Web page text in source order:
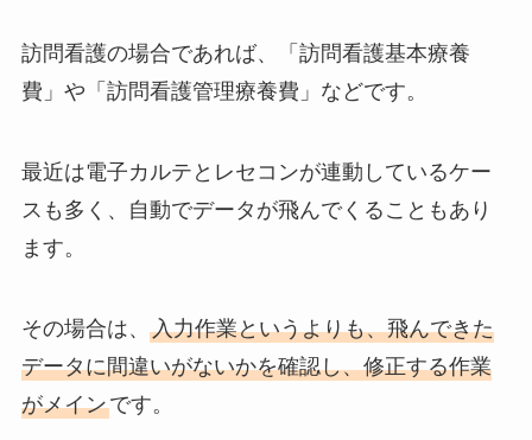
訪問看護の場合であれば、「訪問看護基本療養
費」や「訪問看護管理療養費」などです。
最近は電子カルテとレセコンが連動しているケー
スも多く、自動でデータが飛んでくることもあり
ます。
その場合は、 入力作業というよりも、飛んできた
データに間違いがないかを確認し、修正する作業
がメインです。